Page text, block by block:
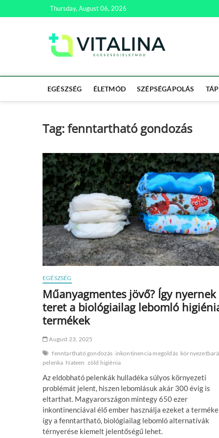
to
Thursday, August 06, 2026
EGÉSZSÉG ÉLETMÓD SZÉPSÉGÁPOLÁS
Tag:fenntartható gondozás
EGÉSZSÉG
Műanyagmentes jövő? Így nyernek
teret a biológiailag lebomló
termékek
August 23, 2025
fenntartható gondozás inkontinencia megoldás
pelenka Nateen zöld higiénia
Az eldobható pelenkák hulladéka súlyos környezeti
problémát jelent, hiszen lebomlásuk akár 300 évig is
eltarthat. Magyarországon mintegy 650 ezer
inkontinenciával élő ember használja ezeket a
így a fenntartható, biológiailag lebomló alternatívák
térnyerése kiemelt jelentőségű lehet.